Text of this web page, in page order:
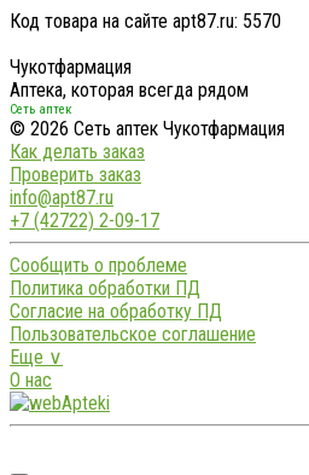
Код товара на сайте apt87.ru: 5570
Чукотфармация
Аптека, которая всегда рядом
Сеть аптек
© 2026 Сеть аптек Чукотфармация
Как делать заказ
Проверить заказ
info@apt87.ru
+7 (42722) 2-09-17
Сообщить о проблеме
Политика обработки ПД
Согласие на обработку ПД
Пользовательское соглашение
Еще ∨
О нас